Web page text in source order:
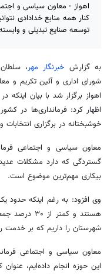
اهواز - معاون سیاسی و
کنار همه منابع خدادادی
توسعه صنایع تبدیلی و
به گزارش خبرنگار مهر،
شورای اداری و آئین تکریم و
اهواز برگزار شد با بیان
خوشبختانه در برگزاری
معاون سیاسی و اجتماعی
گستردگی که دارد مشکلات
بیکاری مهم‌ترین موضوع است.
شهرستان را داریم که بر خدمت
معاون سیاسی و اجتماعی
این ‌حوزه انجام داده‌ایم،